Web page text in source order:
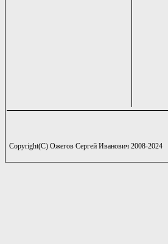
Copyright(C) Ожегов Сергей Иванович 2008-2024